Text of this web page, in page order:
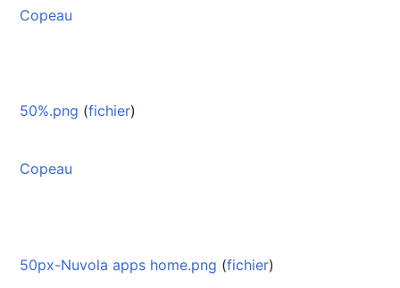
Copeau
50%.png (fichier)
Copeau
50px-Nuvola apps home.png (fichier)